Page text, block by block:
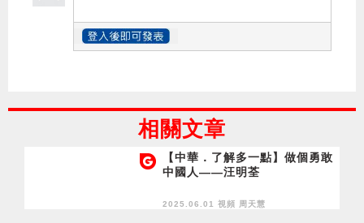
相關文章
【中華．了解多一點】做個勇敢
中國人——汪明荃
2025.06.01 視頻 周天慧